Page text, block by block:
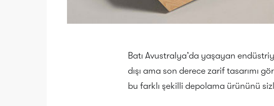
Batı Avustralya’da yaşayan
dışı ama son derece zarif tasarımı
bu farklı şekilli depolama ürününü